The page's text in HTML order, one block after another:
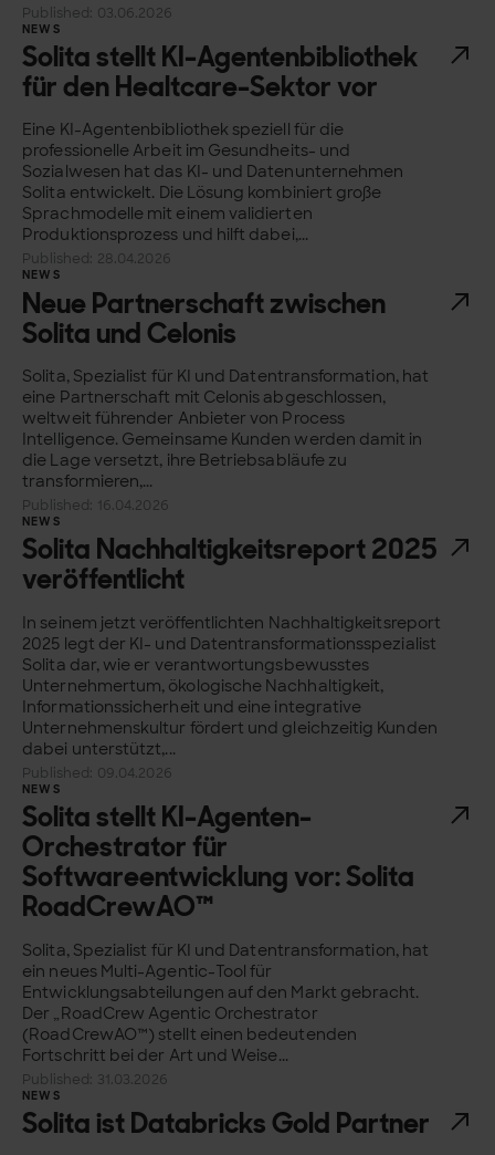
Published: 03.06.2026
NEWS
Solita stellt KI-Agentenbibliothek
für den Healtcare-Sektor vor
Eine KI-Agentenbibliothek speziell für die
professionelle Arbeit im Gesundheits- und
Sozialwesen hat das KI- und Datenunternehmen
Solita entwickelt. Die Lösung kombiniert große
Sprachmodelle mit einem validierten
Produktionsprozess und hilft dabei,...
Published: 28.04.2026
NEWS
Neue Partnerschaft zwischen
Solita und Celonis
Solita, Spezialist für KI und Datentransformation, hat
eine Partnerschaft mit Celonis abgeschlossen,
weltweit führender Anbieter von Process
Intelligence. Gemeinsame Kunden werden damit in
die Lage versetzt, ihre Betriebsabläufe zu
transformieren,...
Published: 16.04.2026
NEWS
Solita Nachhaltigkeitsreport 2025
veröffentlicht
In seinem jetzt veröffentlichten Nachhaltigkeitsreport
2025 legt der KI- und Datentransformationsspezialist
Solita dar, wie er verantwortungsbewusstes
Unternehmertum, ökologische Nachhaltigkeit,
Informationssicherheit und eine integrative
Unternehmenskultur fördert und gleichzeitig Kunden
dabei unterstützt,...
Published: 09.04.2026
NEWS
Solita stellt KI-Agenten-
Orchestrator für
Softwareentwicklung vor: Solita
RoadCrewAO™
Solita, Spezialist für KI und Datentransformation, hat
ein neues Multi-Agentic-Tool für
Entwicklungsabteilungen auf den Markt gebracht.
Der „RoadCrew Agentic Orchestrator
(RoadCrewAO™) stellt einen bedeutenden
Fortschritt bei der Art und Weise...
Published: 31.03.2026
NEWS
Solita ist Databricks Gold Partner